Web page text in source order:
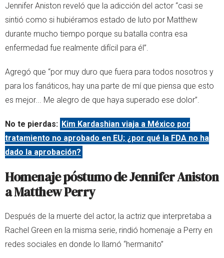
Jennifer Aniston reveló que la adicción del actor “casi se
sintió como si hubiéramos estado de luto por Matthew
durante mucho tiempo porque su batalla contra esa
enfermedad fue realmente difícil para él”.
Agregó que “por muy duro que fuera para todos nosotros y
para los fanáticos, hay una parte de mí que piensa que esto
es mejor... Me alegro de que haya superado ese dolor”.
No te pierdas: Kim Kardashian viaja a México por
tratamiento no aprobado en EU; ¿por qué la FDA no ha
dado la aprobación?
Homenaje póstumo de Jennifer Aniston
a Matthew Perry
Después de la muerte del actor, la actriz que interpretaba a
Rachel Green en la misma serie, rindió homenaje a Perry en
redes sociales en donde lo llamó “hermanito”